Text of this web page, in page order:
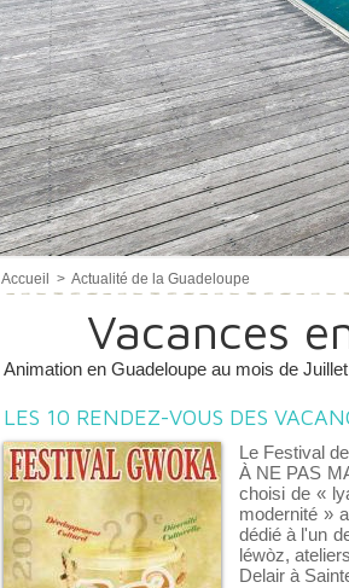
Accueil > Actualité de la Guadeloupe
Vacances
Animation en Guadeloupe au mois de
LES 10 RENDEZ-VOUS DES
Le Festival
À NE PAS
choisi de «
modernité »
dédié à l'un
léwòz,
Delair à